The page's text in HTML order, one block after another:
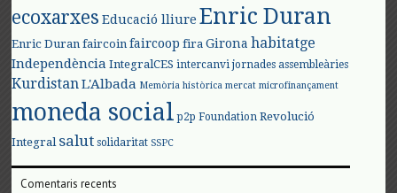
ecoxarxes Educació lliure Enric Duran
Enric Duran faircoin faircoop fira Girona habitatge
Independència IntegralCES intercanvi jornades assembleàries
KurdistanL'Albada Memòria històrica mercat microfinançament
moneda social p2p Foundation Revolució
Integral salut solidaritat SSPC
Comentaris recents